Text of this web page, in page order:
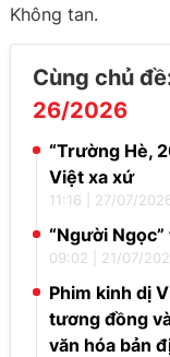
Không tan.
Cùng chủ
26/2026
“Trường Hè,
Việt xa xứ
11:16 27/07/
“Người
09:02 21/07/
Phim kinh dị
tương đồng
văn hóa bản